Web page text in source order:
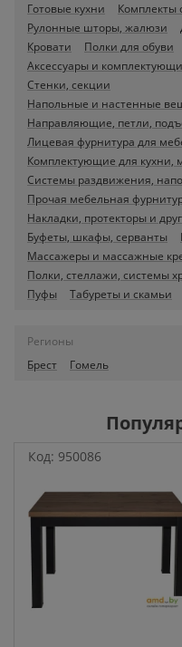
Готовые кухни
Комплекты
Рулонные шторы, жалюзи
Кровати
Полки для обуви
Аксессуары и
Стенки, секции
Напольные и настенные
Направляющие, петли,
Лицевая фурнитура для
Комплектующие для кухни,
Системы раздвижения,
Прочая мебельная
Накладки, протекторы и
Буфеты, шкафы, серванты
Массажеры и массажные
Полки, стеллажи, системы
Пуфы
Табуреты и скамьи
Регионы
Брест
Гомель
Код: 950086